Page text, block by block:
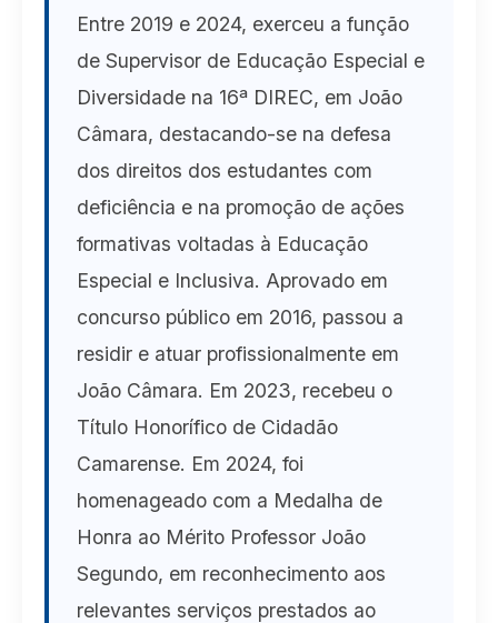
Entre 2019 e 2024, exerceu a função
de Supervisor de Educação Especial e
Diversidade na 16ª DIREC, em João
Câmara, destacando-se na defesa
dos direitos dos estudantes com
deficiência e na promoção de ações
formativas voltadas à Educação
Especial e Inclusiva. Aprovado em
concurso público em 2016, passou a
residir e atuar profissionalmente em
João Câmara. Em 2023, recebeu o
Título Honorífico de Cidadão
Camarense. Em 2024, foi
homenageado com a Medalha de
Honra ao Mérito Professor João
Segundo, em reconhecimento aos
relevantes serviços prestados ao